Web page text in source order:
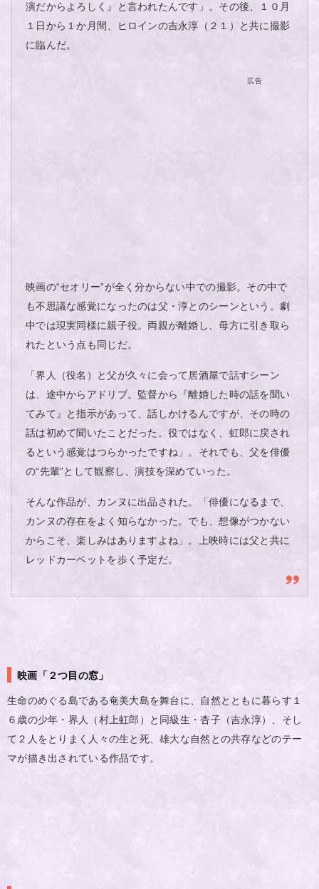
演だからよろしく』と言われたんです」。その後、１０月
１日から１か月間、ヒロインの吉永淳（２１）と共に撮影
に臨んだ。
広告
映画の“セオリー”が全く分からない中での撮影。その中で
も不思議な感覚になったのは父・淳とのシーンという。劇
中では現実同様に親子役。両親が離婚し、母方に引き取ら
れたという点も同じだ。
「界人（役名）と父が久々に会って居酒屋で話すシーン
は、途中からアドリブ。監督から『離婚した時の話を聞い
てみて』と指示があって、話しかけるんですが、その時の
話は初めて聞いたことだった。役ではなく、虹郎に戻され
るという感覚はつらかったですね」。それでも、父を俳優
の“先輩”として観察し、演技を深めていった。
そんな作品が、カンヌに出品された。「俳優になるまで、
カンヌの存在をよく知らなかった。でも、想像がつかない
からこそ、楽しみはありますよね」。上映時には父と共に
レッドカーペットを歩く予定だ。
映画「２つ目の窓」
生命のめぐる島である奄美大島を舞台に、自然とともに暮らす１
６歳の少年・界人（村上虹郎）と同級生・杏子（吉永淳）、そし
て２人をとりまく人々の生と死、雄大な自然との共存などのテー
マが描き出されている作品です。